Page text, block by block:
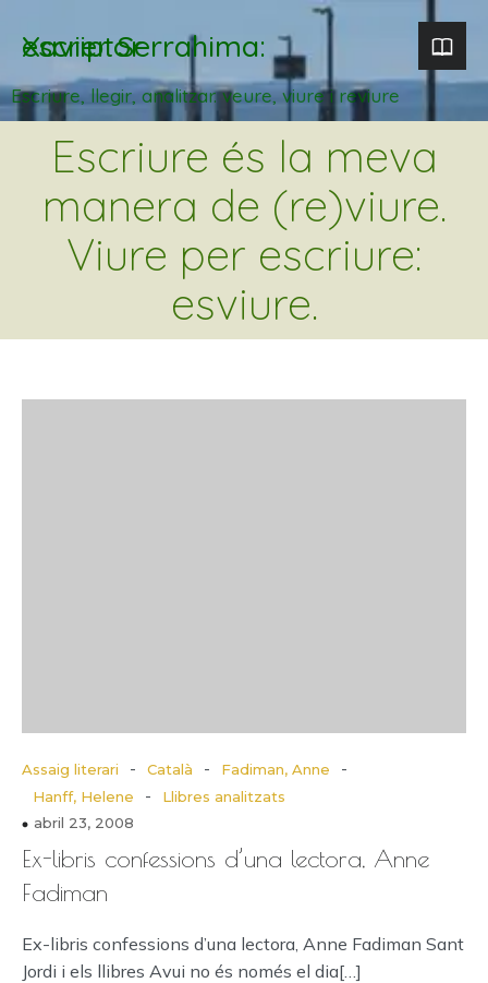
Xavier Serrahima: escriptor
Escriure, llegir, analitzar. veure, viure i reviure
Escriure és la meva
manera de (re)viure.
Viure per escriure:
esviure.
Assaig literari - Català - Fadiman, Anne -
Hanff, Helene -
Llibres analitzats
abril 23, 2008
Ex-libris confessions d’una lectora, Anne
Fadiman
Ex-libris confessions d’una lectora, Anne Fadiman Sant
Jordi i els llibres Avui no és només el dia[…]